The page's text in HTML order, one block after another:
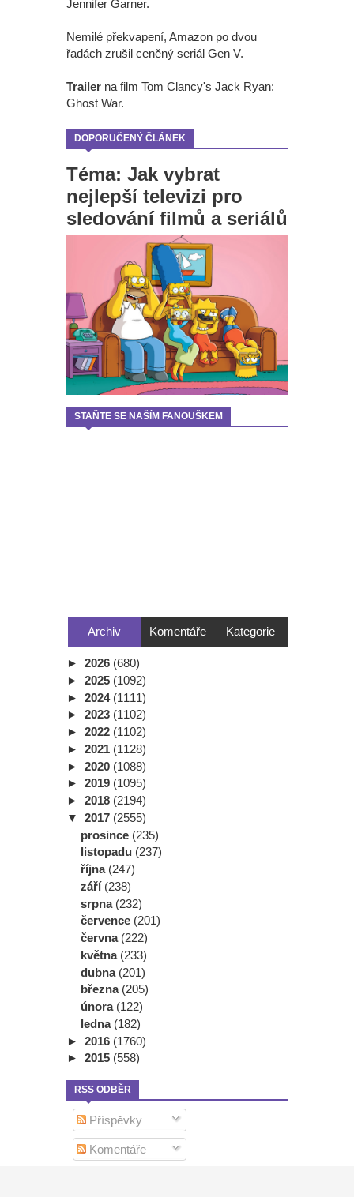
Jennifer Garner.
Nemilé překvapení, Amazon po dvou
řadách zrušil ceněný seriál Gen V.
Trailer na film Tom Clancy's Jack Ryan:
Ghost War.
DOPORUČENÝ ČLÁNEK
Téma: Jak vybrat
nejlepší televizi pro
sledování filmů a seriálů
STAŇTE SE NAŠÍM FANOUŠKEM
Archiv Komentáře Kategorie
► 2026 (680)
► 2025 (1092)
► 2024 (1111)
► 2023 (1102)
► 2022 (1102)
► 2021 (1128)
► 2020 (1088)
► 2019 (1095)
► 2018 (2194)
▼ 2017 (2555)
prosince (235)
listopadu (237)
října (247)
září (238)
srpna (232)
července (201)
června (222)
května (233)
dubna (201)
března (205)
února (122)
ledna (182)
► 2016 (1760)
► 2015 (558)
RSS ODBĚR
Příspěvky
Komentáře